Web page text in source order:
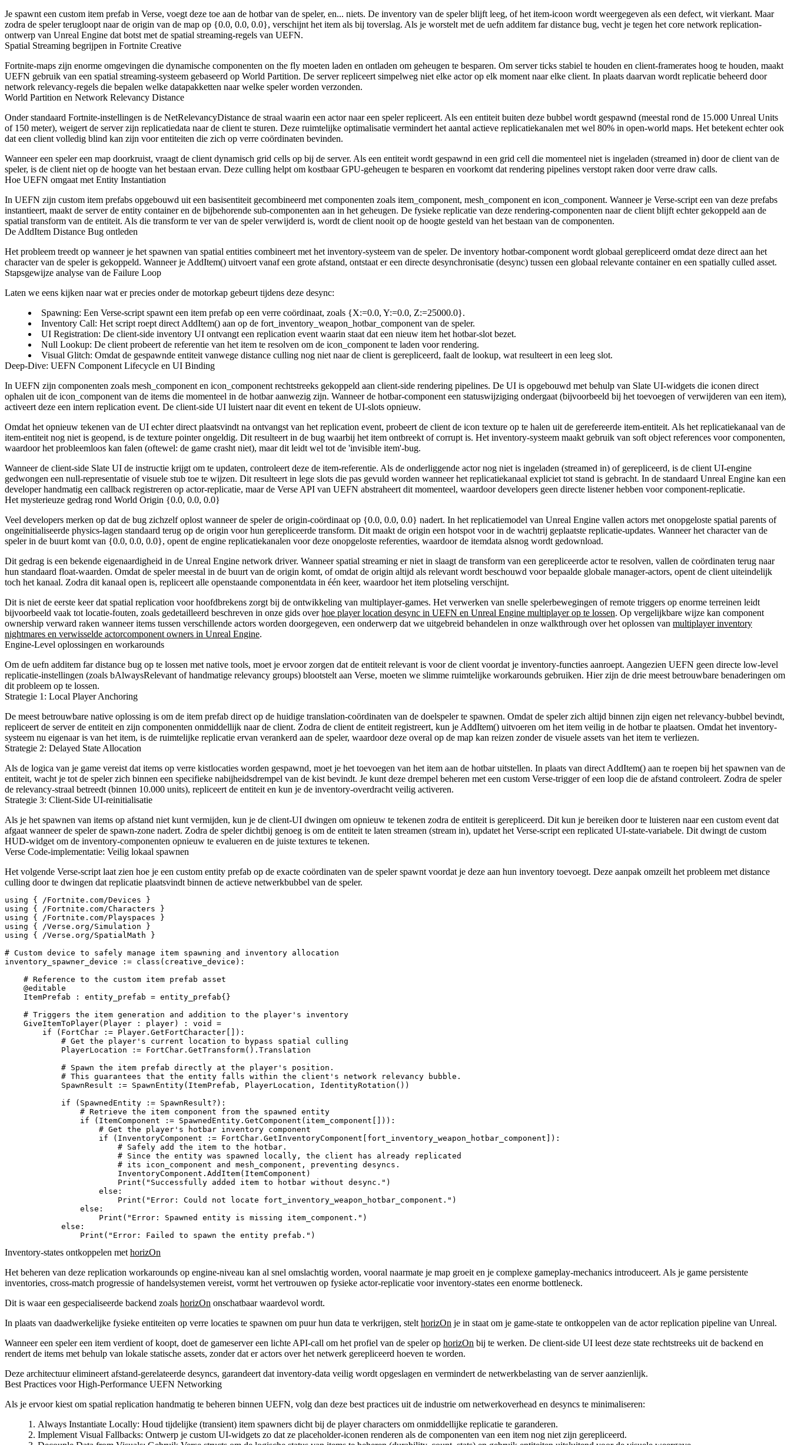
Je spawnt een custom item prefab in Verse, voegt deze toe aan de hotbar van de speler, en... niets. De inventory van de speler blijft leeg, of het item-icoon wordt weergegeven als een defect, wit vierkant. Maar
zodra de speler terugloopt naar de origin van de map op {0.0, 0.0, 0.0}, verschijnt het item als bij toverslag. Als je worstelt met de uefn additem far distance bug, vecht je tegen het core network replication-
ontwerp van Unreal Engine dat botst met de spatial streaming-regels van UEFN.
Spatial Streaming begrijpen in Fortnite Creative
Fortnite-maps zijn enorme omgevingen die dynamische componenten on the fly moeten laden en ontladen om geheugen te besparen. Om server ticks stabiel te houden en client-framerates hoog te houden, maakt
UEFN gebruik van een spatial streaming-systeem gebaseerd op World Partition. De server repliceert simpelweg niet elke actor op elk moment naar elke client. In plaats daarvan wordt replicatie beheerd door
network relevancy-regels die bepalen welke datapakketten naar welke speler worden verzonden.
World Partition en Network Relevancy Distance
Onder standaard Fortnite-instellingen is de NetRelevancyDistance de straal waarin een actor naar een speler repliceert. Als een entiteit buiten deze bubbel wordt gespawnd (meestal rond de 15.000 Unreal Units
of 150 meter), weigert de server zijn replicatiedata naar de client te sturen. Deze ruimtelijke optimalisatie vermindert het aantal actieve replicatiekanalen met wel 80% in open-world maps. Het betekent echter ook
dat een client volledig blind kan zijn voor entiteiten die zich op verre coördinaten bevinden.
Wanneer een speler een map doorkruist, vraagt de client dynamisch grid cells op bij de server. Als een entiteit wordt gespawnd in een grid cell die momenteel niet is ingeladen (streamed in) door de client van de
speler, is de client niet op de hoogte van het bestaan ervan. Deze culling helpt om kostbaar GPU-geheugen te besparen en voorkomt dat rendering pipelines verstopt raken door verre draw calls.
Hoe UEFN omgaat met Entity Instantiation
In UEFN zijn custom item prefabs opgebouwd uit een basisentiteit gecombineerd met componenten zoals item_component, mesh_componenten icon_component. Wanneer je Verse-script een van deze prefabs
instantieert, maakt de server de entity container en de bijbehorende sub-componenten aan in het geheugen. De fysieke replicatie van deze rendering-componenten naar de client blijft echter gekoppeld aan de
spatial transform van de entiteit. Als die transform te ver van de speler verwijderd is, wordt de client nooit op de hoogte gesteld van het bestaan van de componenten.
De AddItem Distance Bug ontleden
Het probleem treedt op wanneer je het spawnen van spatial entities combineert met het inventory-systeem van de speler. De inventory hotbar-component wordt globaal gerepliceerd omdat deze direct aan het
character van de speler is gekoppeld. Wanneer jeAddItem() uitvoert vanaf een grote afstand, ontstaat er een directe desynchronisatie (desync) tussen een globaal relevante container en een spatially culled asset.
Stapsgewijze analyse van de Failure Loop
Laten we eens kijken naar wat er precies onder de motorkap gebeurt tijdens deze desync:
Spawning: Een Verse-script spawnt een item prefab op een verre coördinaat, zoals {X:=0.0, Y:=0.0, Z:=25000.0}.
Inventory Call: Het script roept directAddItem() aan op de fort_inventory_weapon_hotbar_componentvan de speler.
UI Registration: De client-side inventory UI ontvangt een replication event waarin staat dat een nieuw item het hotbar-slot bezet.
Null Lookup: De client probeert de referentie van het item te resolven om de icon_componentte laden voor rendering.
Visual Glitch: Omdat de gespawnde entiteit vanwege distance culling nog niet naar de client is gerepliceerd, faalt de lookup, wat resulteert in een leeg slot.
Deep-Dive: UEFN Component Lifecycle en UI Binding
In UEFN zijn componenten zoals mesh_componenten icon_componentrechtstreeks gekoppeld aan client-side rendering pipelines. De UI is opgebouwd met behulp van Slate UI-widgets die iconen direct
ophalen uit de icon_componentvan de items die momenteel in de hotbar aanwezig zijn. Wanneer de hotbar-component een statuswijziging ondergaat (bijvoorbeeld bij het toevoegen of verwijderen van een item),
activeert deze een intern replication event. De client-side UI luistert naar dit event en tekent de UI-slots opnieuw.
Omdat het opnieuw tekenen van de UI echter direct plaatsvindt na ontvangst van het replication event, probeert de client de icon texture op te halen uit de gerefereerde item-entiteit. Als het replicatiekanaal van de
item-entiteit nog niet is geopend, is de texture pointer ongeldig. Dit resulteert in de bug waarbij het item ontbreekt of corrupt is. Het inventory-systeem maakt gebruik van soft object references voor componenten,
waardoor het probleemloos kan falen (oftewel: de game crasht niet), maar dit leidt wel tot de 'invisible item'-bug.
Wanneer de client-side Slate UI de instructie krijgt om te updaten, controleert deze de item-referentie. Als de onderliggende actor nog niet is ingeladen (streamed in) of gerepliceerd, is de client UI-engine
gedwongen een null-representatie of visuele stub toe te wijzen. Dit resulteert in lege slots die pas gevuld worden wanneer het replicatiekanaal expliciet tot stand is gebracht. In de standaard Unreal Engine kan een
developer handmatig een callback registreren op actor-replicatie, maar de Verse API van UEFN abstraheert dit momenteel, waardoor developers geen directe listener hebben voor component-replicatie.
Het mysterieuze gedrag rond World Origin {0.0, 0.0, 0.0}
Veel developers merken op dat de bug zichzelf oplost wanneer de speler de origin-coördinaat op {0.0, 0.0, 0.0} nadert. In het replicatiemodel van Unreal Engine vallen actors met onopgeloste spatial parents of
ongeïnitialiseerde physics-lagen standaard terug op de origin voor hun gerepliceerde transform. Dit maakt de origin een hotspot voor in de wachtrij geplaatste replicatie-updates. Wanneer het character van de
speler in de buurt komt van {0.0, 0.0, 0.0}, opent de engine replicatiekanalen voor deze onopgeloste referenties, waardoor de itemdata alsnog wordt gedownload.
Dit gedrag is een bekende eigenaardigheid in de Unreal Engine network driver. Wanneer spatial streaming er niet in slaagt de transform van een gerepliceerde actor te resolven, vallen de coördinaten terug naar
hun standaard float-waarden. Omdat de speler meestal in de buurt van de origin komt, of omdat de origin altijd als relevant wordt beschouwd voor bepaalde globale manager-actors, opent de client uiteindelijk
toch het kanaal. Zodra dit kanaal open is, repliceert alle openstaande componentdata in één keer, waardoor het item plotseling verschijnt.
Dit is niet de eerste keer dat spatial replication voor hoofdbrekens zorgt bij de ontwikkeling van multiplayer-games. Het verwerken van snelle spelerbewegingen of remote triggers op enorme terreinen leidt
bijvoorbeeld vaak tot locatie-fouten, zoals gedetailleerd beschreven in onze gids overhoe player location desync in UEFN en Unreal Engine multiplayer op te lossen. Op vergelijkbare wijze kan component
ownership verward raken wanneer items tussen verschillende actors worden doorgegeven, een onderwerp dat we uitgebreid behandelen in onze walkthrough over het oplossen van multiplayer inventory
nightmares en verwisselde actorcomponent owners in Unreal Engine.
Engine-Level oplossingen en workarounds
Om de uefn additem far distance bug op te lossen met native tools, moet je ervoor zorgen dat de entiteit relevant is voor de client voordat je inventory-functies aanroept. Aangezien UEFN geen directe low-level
replicatie-instellingen (zoals bAlwaysRelevantof handmatige relevancy groups) blootstelt aan Verse, moeten we slimme ruimtelijke workarounds gebruiken. Hier zijn de drie meest betrouwbare benaderingen om
dit probleem op te lossen.
Strategie 1: Local Player Anchoring
De meest betrouwbare native oplossing is om de item prefab direct op de huidige translation-coördinaten van de doelspeler te spawnen. Omdat de speler zich altijd binnen zijn eigen net relevancy-bubbel bevindt,
repliceert de server de entiteit en zijn componenten onmiddellijk naar de client. Zodra de client de entiteit registreert, kun jeAddItem() uitvoeren om het item veilig in de hotbar te plaatsen. Omdat het inventory-
systeem nu eigenaar is van het item, is de ruimtelijke replicatie ervan verankerd aan de speler, waardoor deze overal op de map kan reizen zonder de visuele assets van het item te verliezen.
Strategie 2: Delayed State Allocation
Als de logica van je game vereist dat items op verre kistlocaties worden gespawnd, moet je het toevoegen van het item aan de hotbar uitstellen. In plaats van directAddItem() aan te roepen bij het spawnen van de
entiteit, wacht je tot de speler zich binnen een specifieke nabijheidsdrempel van de kist bevindt. Je kunt deze drempel beheren met een custom Verse-trigger of een loop die de afstand controleert. Zodra de speler
de relevancy-straal betreedt (binnen 10.000 units), repliceert de entiteit en kun je de inventory-overdracht veilig activeren.
Strategie 3: Client-Side UI-reinitialisatie
Als je het spawnen van items op afstand niet kunt vermijden, kun je de client-UI dwingen om opnieuw te tekenen zodra de entiteit is gerepliceerd. Dit kun je bereiken door te luisteren naar een custom event dat
afgaat wanneer de speler de spawn-zone nadert. Zodra de speler dichtbij genoeg is om de entiteit te laten streamen (stream in), updatet het Verse-script een replicated UI-state-variabele. Dit dwingt de custom
HUD-widget om de inventory-componenten opnieuw te evalueren en de juiste textures te tekenen.
Verse Code-implementatie: Veilig lokaal spawnen
Het volgende Verse-script laat zien hoe je een custom entity prefab op de exacte coördinaten van de speler spawnt voordat je deze aan hun inventory toevoegt. Deze aanpak omzeilt het probleem met distance
culling door te dwingen dat replicatie plaatsvindt binnen de actieve netwerkbubbel van de speler.
using { /Fortnite.com/Devices }
using { /Fortnite.com/Characters }
using { /Fortnite.com/Playspaces }
using { /Verse.org/Simulation }
using { /Verse.org/SpatialMath }
# Custom device to safely manage item spawning and inventory allocation
inventory_spawner_device := class(creative_device):
    # Reference to the custom item prefab asset
    @editable
    ItemPrefab : entity_prefab = entity_prefab{}
    # Triggers the item generation and addition to the player's inventory
    GiveItemToPlayer(Player : player) : void =
        if (FortChar := Player.GetFortCharacter[]):
            # Get the player's current location to bypass spatial culling
            PlayerLocation := FortChar.GetTransform().Translation
            # Spawn the item prefab directly at the player's position.
            # This guarantees that the entity falls within the client's network relevancy bubble.
            SpawnResult := SpawnEntity(ItemPrefab, PlayerLocation, IdentityRotation())
            if (SpawnedEntity := SpawnResult?):
                # Retrieve the item component from the spawned entity
                if (ItemComponent := SpawnedEntity.GetComponent(item_component[])):
                    # Get the player's hotbar inventory component
                    if (InventoryComponent := FortChar.GetInventoryComponent[fort_inventory_weapon_hotbar_component]):
                        # Safely add the item to the hotbar.
                        # Since the entity was spawned locally, the client has already replicated
                        # its icon_component and mesh_component, preventing desyncs.
                        InventoryComponent.AddItem(ItemComponent)
                        Print("Successfully added item to hotbar without desync.")
                    else:
                        Print("Error: Could not locate fort_inventory_weapon_hotbar_component.")
                else:
                    Print("Error: Spawned entity is missing item_component.")
            else:
Inventory-states ontkoppelen methorizOn
Het beheren van deze replication workarounds op engine-niveau kan al snel omslachtig worden, vooral naarmate je map groeit en je complexe gameplay-mechanics introduceert. Als je game persistente
inventories, cross-match progressie of handelsystemen vereist, vormt het vertrouwen op fysieke actor-replicatie voor inventory-states een enorme bottleneck.
Dit is waar een gespecialiseerde backend zoals horizOn onschatbaar waardevol wordt.
In plaats van daadwerkelijke fysieke entiteiten op verre locaties te spawnen om puur hun data te verkrijgen, stelthorizOn je in staat om je game-state te ontkoppelen van de actor replication pipeline van Unreal.
Wanneer een speler een item verdient of koopt, doet de gameserver een lichte API-call om het profiel van de speler op horizOn bij te werken. De client-side UI leest deze state rechtstreeks uit de backend en
rendert de items met behulp van lokale statische assets, zonder dat er actors over het netwerk gerepliceerd hoeven te worden.
Deze architectuur elimineert afstand-gerelateerde desyncs, garandeert dat inventory-data veilig wordt opgeslagen en vermindert de netwerkbelasting van de server aanzienlijk.
Best Practices voor High-Performance UEFN Networking
Als je ervoor kiest om spatial replication handmatig te beheren binnen UEFN, volg dan deze best practices uit de industrie om netwerkoverhead en desyncs te minimaliseren:
Always Instantiate Locally: Houd tijdelijke (transient) item spawners dicht bij de player characters om onmiddellijke replicatie te garanderen.
Implement Visual Fallbacks: Ontwerp je custom UI-widgets zo dat ze placeholder-iconen renderen als de componenten van een item nog niet zijn gerepliceerd.